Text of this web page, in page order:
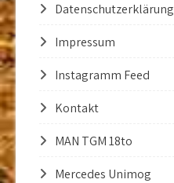
Datenschutzerklärung
Impressum
Instagramm Feed
Kontakt
MAN TGM 18to
Mercedes Unimog